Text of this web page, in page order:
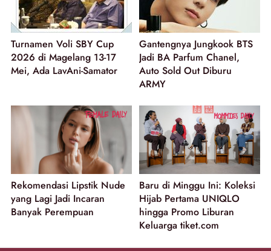
Turnamen Voli SBY Cup
2026 di Magelang 13-17
Mei, Ada LavAni-Samator
Gantengnya Jungkook BTS
Jadi BA Parfum Chanel,
Auto Sold Out Diburu
ARMY
Rekomendasi Lipstik Nude
yang Lagi Jadi Incaran
Banyak Perempuan
Baru di Minggu Ini: Koleksi
Hijab Pertama UNIQLO
hingga Promo Liburan
Keluarga tiket.com